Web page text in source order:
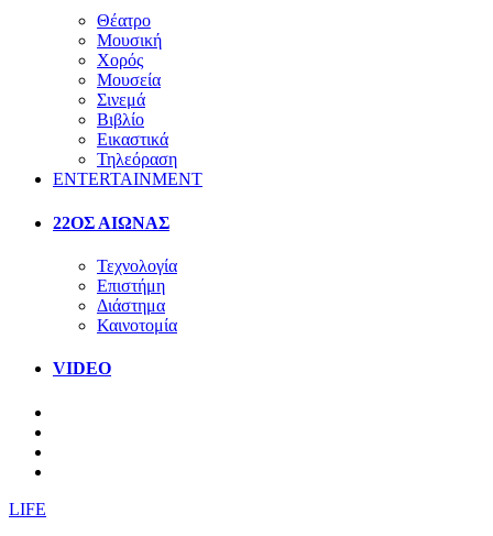
Θέατρο
Μουσική
Χορός
Μουσεία
Σινεμά
Βιβλίο
Εικαστικά
Τηλεόραση
ENTERTAINMENT
22ΟΣ ΑΙΩΝΑΣ
Τεχνολογία
Επιστήμη
Διάστημα
Καινοτομία
VIDEO
LIFE